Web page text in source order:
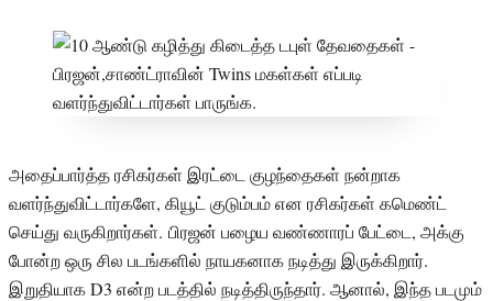
அதைப்பார்த்த ரசிகர்கள் இரட்டை குழந்தைகள் நன்றாக
வளர்ந்துவிட்டார்களே, கியூட் குடும்பம் என ரசிகர்கள் கமெண்ட்
செய்து வருகிறார்கள். பிரஜன் பழைய வண்ணாரப் பேட்டை, அக்கு
போன்ற ஒரு சில படங்களில் நாயகனாக நடித்து இருக்கிறார்.
இறுதியாக D3 என்ற படத்தில் நடித்திருந்தார். ஆனால், இந்த படமும்